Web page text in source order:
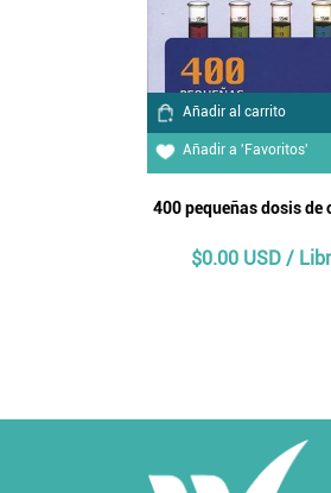
Añadir al carrito
Añadir a 'Favoritos'
400 pequeñas dosis de ciencia
$0.00 USD / Libre